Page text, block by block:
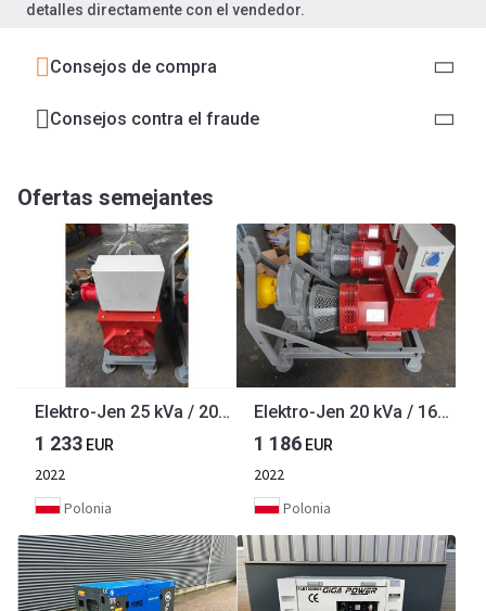
detalles directamente con el vendedor.
Consejos de compra
Consejos contra el fraude
Ofertas semejantes
Elektro-Jen 25 kVa / 20 kW PTO driven generator with AVR control - ON STOCK
1 233 EUR
2022
Polonia
Elektro-Jen 20 kVa / 16 kW PTO driven generator with AVR control - IN STOCK
1 186 EUR
2022
Polonia